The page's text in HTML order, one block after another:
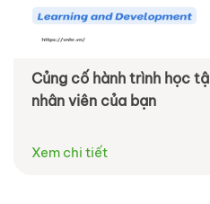
Củng cố hành trình học tập và phát triển cho
nhân viên của bạn
Xem chi tiết